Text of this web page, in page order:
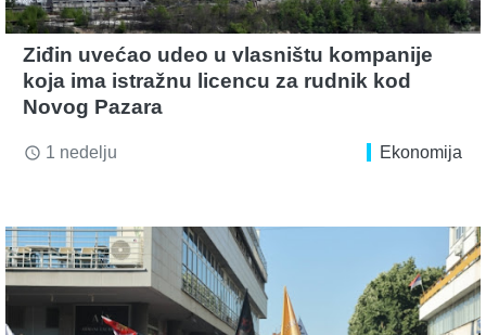
Ziđin uvećao udeo u vlasništu kompanije
koja ima istražnu licencu za rudnik kod
Novog Pazara
access_time 1 nedelju Ekonomija